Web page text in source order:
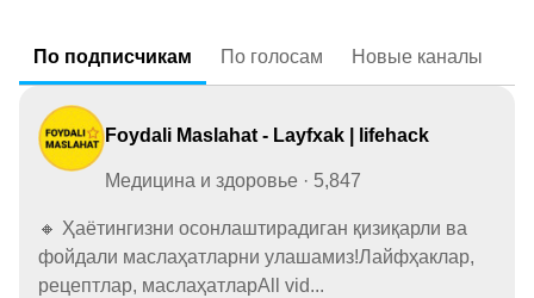
По подписчикам По голосам Новые каналы
Foydali Maslahat - Layfxak | lifehack
Медицина и здоровье · 5,847
🔸 Ҳаётингизни осонлаштирадиган қизиқарли ва
фойдали маслаҳатларни улашамиз!Лайфҳаклар,
рецептлар, маслаҳатларAll vid...